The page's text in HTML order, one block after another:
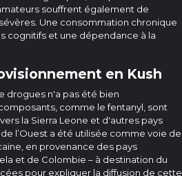
souffrent également de
Une consommation chronique
cognitifs et une dépendance à la
en Kush
drogues n'a pas été bien
comme le fentanyl, sont
la Sierra Leone et d'autres pays
de l’Ouest a été utilisée comme voie de
en provenance des pays
et de Colombie – à destination du
pour expliquer la diffusion de cette